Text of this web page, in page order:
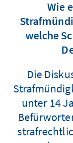
Wie
welche
Die
unter 14